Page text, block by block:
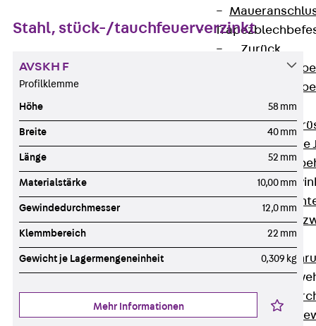
Zurück
Gerüstschuhe
Zurück
Gerüstschuhe
Zurück
Zurück
Zurück
Stahl, stück-/tauchfeuerverzinkt
AVSKH F
Profilklemme
Höhe 58 mm
Breite 40 mm
Länge 52 mm
Materialstärke 10,00 mm
Gewindedurchmesser 12,0 mm
Klemmbereich 22 mm
Gewicht je Lagermengeneinheit 0,309 kg
Mehr Informationen